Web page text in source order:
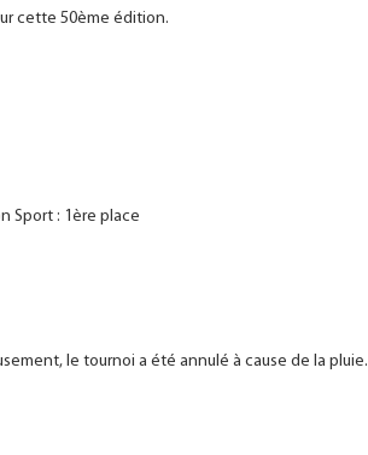
cette 50ème édition.
Sport : 1ère place
le tournoi a été annulé à cause de la pluie.